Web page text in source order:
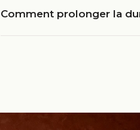
Comment prolonger la